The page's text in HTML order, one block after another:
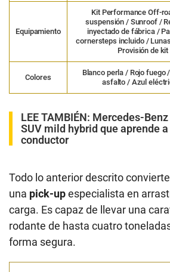
Equipamiento
Kit Performance Off-
suspensión / Sunroof /
inyectado de fábrica /
cornersteps incluido /
Provisión de
Colores
Blanco perla / Rojo fuego
asfalto / Azul
LEE TAMBIÉN: Mercedes-Benz
SUV mild hybrid que aprende
conductor
Todo lo anterior descrito
una pick-upespecialista en
carga. Es capaz de llevar una
rodante de hasta cuatro
forma segura.